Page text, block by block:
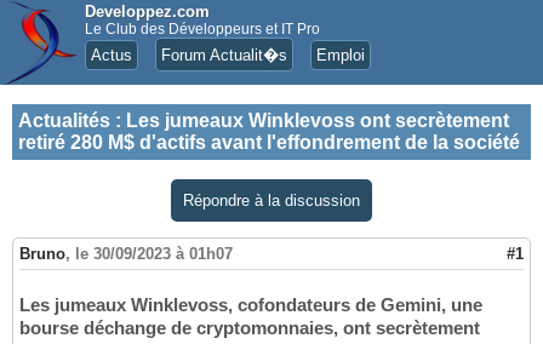
Developpez.com
Le Club des Développeurs et IT Pro
Actus Forum Actualit�s Emploi
Actualités : Les jumeaux Winklevoss ont secrètement
retiré 280 M$ d'actifs avant l'effondrement de la société
Répondre à la discussion
Bruno, le 30/09/2023 à 01h07 #1
Les jumeaux Winklevoss, cofondateurs de Gemini, une
bourse déchange de cryptomonnaies, ont secrètement